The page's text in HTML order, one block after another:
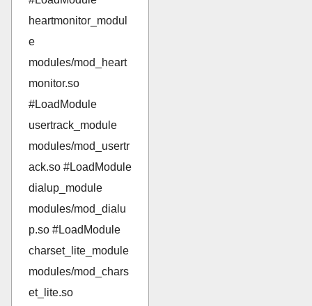
heartmonitor_modul
e
modules/mod_heart
monitor.so
#LoadModule
usertrack_module
modules/mod_usertr
ack.so #LoadModule
dialup_module
modules/mod_dialu
p.so #LoadModule
charset_lite_module
modules/mod_chars
et_lite.so